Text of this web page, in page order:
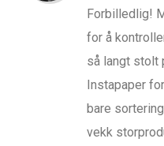
Forbilledlig!
for å
så langt stolt
Instapaper
bare
vekk